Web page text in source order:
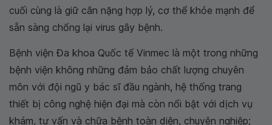
cuối cùng là giữ cân nặng hợp lý, cơ thể khỏe mạnh để
sẵn sàng chống lại virus gây bệnh.
Bệnh viện Đa khoa Quốc tế Vinmec là một trong những
bệnh viện không những đảm bảo chất lượng chuyên
môn với đội ngũ y bác sĩ đầu ngành, hệ thống trang
thiết bị công nghệ hiện đại mà còn nổi bật với dịch vụ
khám, tư vấn và chữa bệnh toàn diện, chuyên nghiệp;